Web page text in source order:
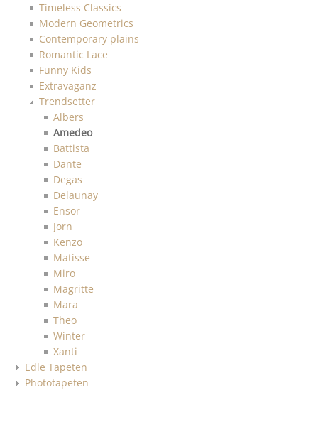
Timeless Classics
Modern Geometrics
Contemporary plains
Romantic Lace
Funny Kids
Extravaganz
Trendsetter
Albers
Amedeo
Battista
Dante
Degas
Delaunay
Ensor
Jorn
Kenzo
Matisse
Miro
Magritte
Mara
Theo
Winter
Xanti
Edle Tapeten
Phototapeten